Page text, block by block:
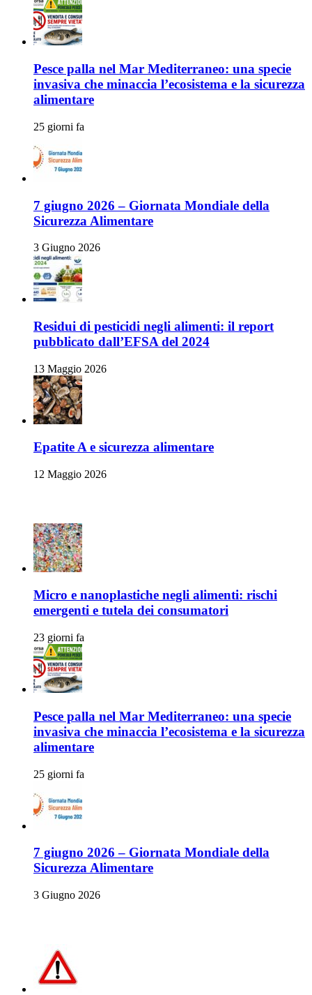
Pesce palla nel Mar Mediterraneo: una specie
invasiva che minaccia l’ecosistema e la sicurezza
alimentare
25 giorni fa
7 giugno 2026 – Giornata Mondiale della
Sicurezza Alimentare
3 Giugno 2026
Residui di pesticidi negli alimenti: il report
pubblicato dall’EFSA del 2024
13 Maggio 2026
Epatite A e sicurezza alimentare
12 Maggio 2026
Micro e nanoplastiche negli alimenti: rischi
emergenti e tutela dei consumatori
23 giorni fa
Pesce palla nel Mar Mediterraneo: una specie
invasiva che minaccia l’ecosistema e la sicurezza
alimentare
25 giorni fa
7 giugno 2026 – Giornata Mondiale della
Sicurezza Alimentare
3 Giugno 2026